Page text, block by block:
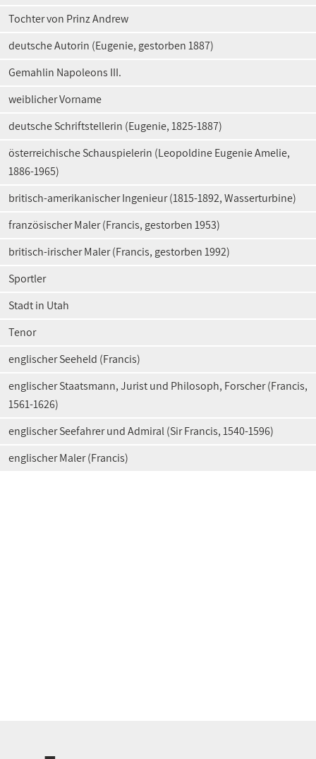
Tochter von Prinz Andrew
deutsche Autorin (Eugenie, gestorben 1887)
Gemahlin Napoleons III.
weiblicher Vorname
deutsche Schriftstellerin (Eugenie, 1825-1887)
österreichische Schauspielerin (Leopoldine Eugenie Amelie,
1886-1965)
britisch-amerikanischer Ingenieur (1815-1892, Wasserturbine)
französischer Maler (Francis, gestorben 1953)
britisch-irischer Maler (Francis, gestorben 1992)
Sportler
Stadt in Utah
Tenor
englischer Seeheld (Francis)
englischer Staatsmann, Jurist und Philosoph, Forscher (Francis,
1561-1626)
englischer Seefahrer und Admiral (Sir Francis, 1540-1596)
englischer Maler (Francis)